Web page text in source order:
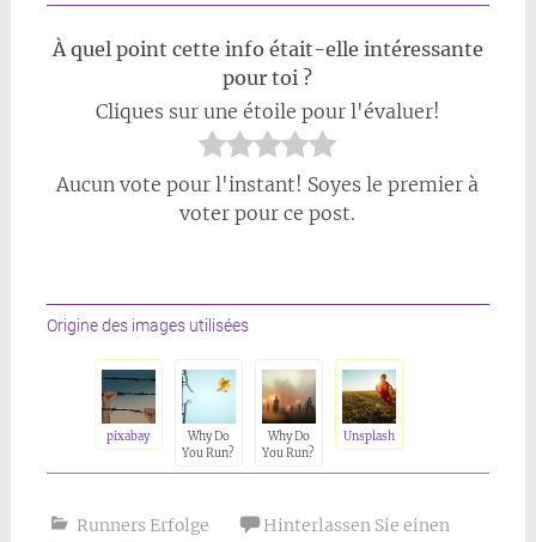
À quel point cette info était-elle intéressante
pour toi ?
Cliques sur une étoile pour l'évaluer!
Aucun vote pour l'instant! Soyes le premier à
voter pour ce post.
Origine des images utilisées
pixabay
Why Do
You Run?
Why Do
You Run?
Unsplash
Runners Erfolge
Hinterlassen Sie einen